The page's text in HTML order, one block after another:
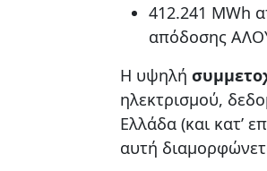
412.241 MWh
απόδοσης
Η υψηλή
ηλεκτρισμού,
Ελλάδα (και κατ’
αυτή